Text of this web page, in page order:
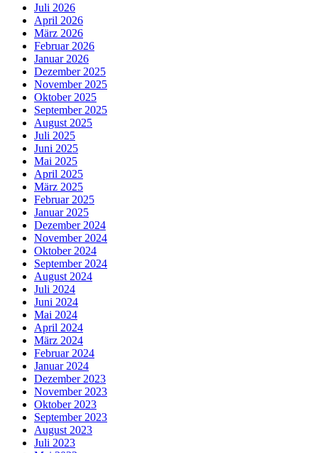
Juli 2026
April 2026
März 2026
Februar 2026
Januar 2026
Dezember 2025
November 2025
Oktober 2025
September 2025
August 2025
Juli 2025
Juni 2025
Mai 2025
April 2025
März 2025
Februar 2025
Januar 2025
Dezember 2024
November 2024
Oktober 2024
September 2024
August 2024
Juli 2024
Juni 2024
Mai 2024
April 2024
März 2024
Februar 2024
Januar 2024
Dezember 2023
November 2023
Oktober 2023
September 2023
August 2023
Juli 2023